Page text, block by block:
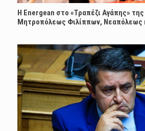
H Energean στο «Τραπέζι Αγάπης» της
Μητροπόλεως Φιλίππων, Νεαπόλεως